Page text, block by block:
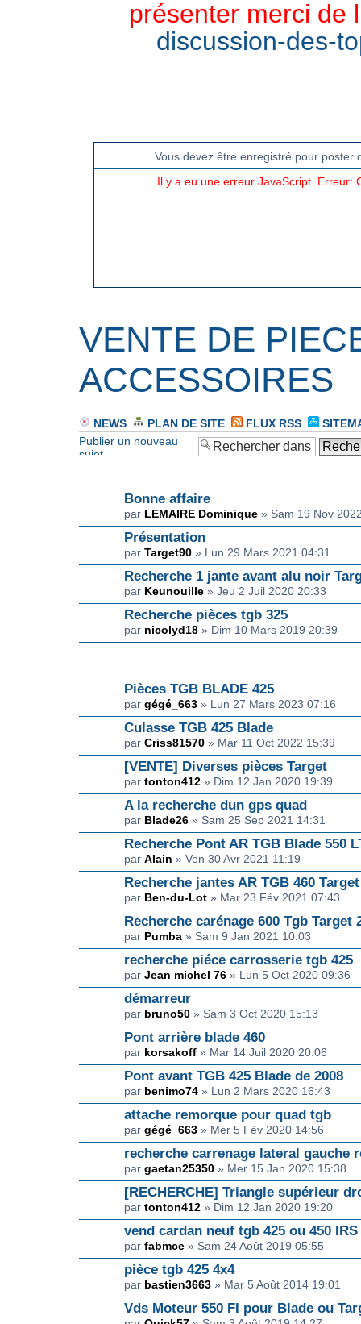
présenter merci de
discussion-des-
...Vous devez être enregistré pour
Il y a eu une erreur JavaScript. Erreur:
VENTE DE
ACCESSOIRES
NEWS PLAN DE SITE FLUX RSS
Publier un nouveau
sujet
Bonne affaire
par LEMAIRE Dominique » Sam 19 Nov
Présentation
par Target90 » Lun 29 Mars 2021 04:31
Recherche 1 jante avant alu noir
par Keunouille » Jeu 2 Juil 2020 20:33
Recherche pièces tgb 325
par nicolyd18 » Dim 10 Mars 2019 20:39
Pièces TGB BLADE 425
par gégé_663 » Lun 27 Mars 2023 07:16
Culasse TGB 425 Blade
par Criss81570 » Mar 11 Oct 2022 15:39
[VENTE] Diverses pièces Target
par tonton412 » Dim 12 Jan 2020 19:39
A la recherche dun gps quad
par Blade26 » Sam 25 Sep 2021 14:31
Recherche Pont AR TGB Blade 550
par Alain » Ven 30 Avr 2021 11:19
Recherche jantes AR TGB 460 Target
par Ben-du-Lot » Mar 23 Fév 2021 07:43
Recherche carénage 600 Tgb Target
par Pumba » Sam 9 Jan 2021 10:03
recherche piéce carrosserie tgb 425
par Jean michel 76 » Lun 5 Oct 2020 09:36
démarreur
par bruno50 » Sam 3 Oct 2020 15:13
Pont arrière blade 460
par korsakoff » Mar 14 Juil 2020 20:06
Pont avant TGB 425 Blade de 2008
par benimo74 » Lun 2 Mars 2020 16:43
attache remorque pour quad tgb
par gégé_663 » Mer 5 Fév 2020 14:56
recherche carrenage lateral gauche
par gaetan25350 » Mer 15 Jan 2020 15:38
[RECHERCHE] Triangle supérieur
par tonton412 » Dim 12 Jan 2020 19:20
vend cardan neuf tgb 425 ou 450 IRS
par fabmce » Sam 24 Août 2019 05:55
pièce tgb 425 4x4
par bastien3663 » Mar 5 Août 2014 19:01
Vds Moteur 550 FI pour Blade ou